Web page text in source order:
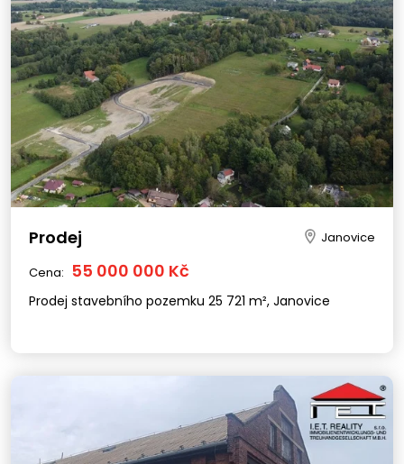
Prodej Janovice
Cena: 55 000 000 Kč
Prodej stavebního pozemku 25 721 m², Janovice